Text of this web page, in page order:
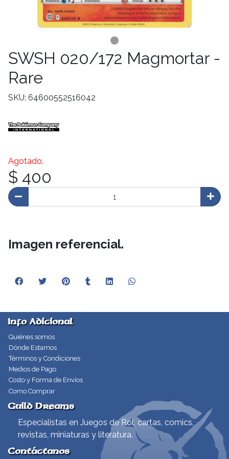
SWSH 020/172 Magmortar -
Rare
SKU: 64600552516042
Agotado.
$ 400
Imagen referencial.
Info Adicional
Quiénes somos
Dónde Estamos
Términos y Condiciones
Medios de Pago
Costo y Forma de Envíos
Como Comprar
Guild Dreams
Especialistas en Juegos de Rol, cartas, comics,
revistas, miniaturas y literatura.
Contáctanos